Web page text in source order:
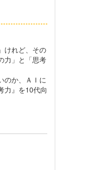
けれど、その
力」と「思考
のか、ＡＩに
力』を10代向